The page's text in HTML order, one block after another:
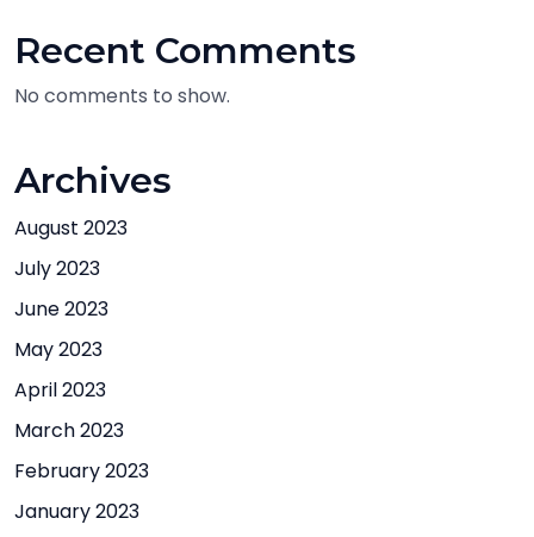
Recent Comments
No comments to show.
Archives
August 2023
July 2023
June 2023
May 2023
April 2023
March 2023
February 2023
January 2023